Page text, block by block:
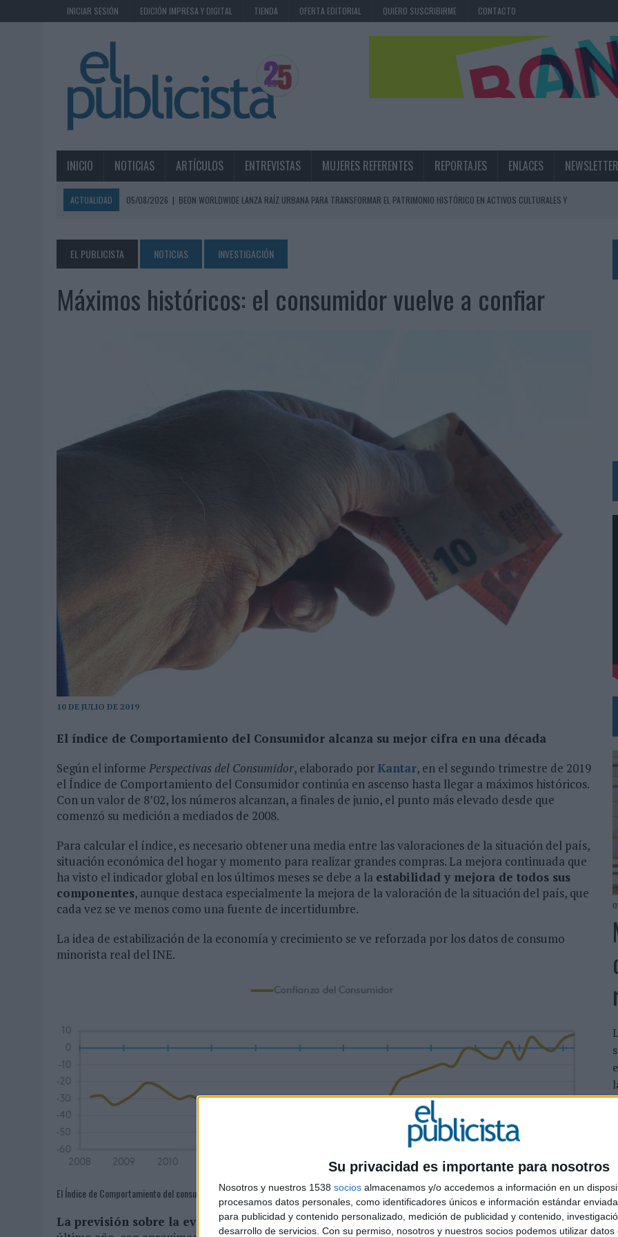
Su privacidad es importante para nosotros
Nosotros y nuestros 1538 socios almacenamos y/o accedemos a información en un
procesamos datos personales, como identificadores únicos e información estándar
para publicidad y contenido personalizado, medición de publicidad y contenido,
desarrollo de servicios. Con su permiso, nosotros y nuestros socios podemos utilizar datos
INICIAR SESIÓN EDICIÓN IMPRESA Y DIGITAL TIENDA OFERTA EDITORIAL QUIERO SUSCRIBIRME CONTACTO
INICIO NOTICIAS ARTÍCULOS ENTREVISTAS MUJERES REFERENTES REPORTAJES ENLACES NEWSLETTER
ACTUALIDAD 05/08/2026 | BEON WORLDWIDE LANZA RAÍZ URBANA PARA TRANSFORMAR EL PATRIMONIO HISTÓRICO EN ACTIVOS CULTURALES Y
FABRA COMUNICACIÓN INCORPORA A CASONÁ Y ASUME LA GESTIÓN DE SUS RELACIONES CON LOS MEDIOS
05/08/2026 | LOPESAN HOTELS & RESORTS ACERCA EL PARAÍSO CANARIO EN SU ÚLTIMA CAMPAÑA INTERNACIONAL
05/08/2026
LUIS ARQUILLOS (BURGO DE ARIAS): “LA CONSTRUCCIÓN DE MARCA A LARGO PLAZO Y LA MEDICIÓN SON DOS CARAS DE LA MISMA
MONEDA”
CAPAZ, LA CERVEZA QUE CONVIERTE CADA BOTELLA EN UNA OPORTUNIDAD DE INCLUSIÓN
04/08/2026 | BABARIA Y MAXIBON SON ‘EL MATCH PERFECTO DEL VERANO’
AUDIBLE REIVINDICA EL PODER TRANSFORMADOR DEL AUDIO EN SU NUEVA CAMPAÑA GLOBAL DE MARCA
MOVISTAR APELA A LA ILUSIÓN DE LAS AFICIONES PARA EL REGRESO DEL FÚTBOL
EL REAL BETIS INVITA A LOS AFICIONADOS A DISEÑAR SU PRÓXIMA CAMISETA FOREVER GREEN
KFC CONVIERTE LOS UBER EN UN HOMENAJE AL UNIVERSO DE 'LOS SIMPSON'
BACK MARKET PONE A LA MADRE DE SU FUNDADOR COMO AVAL DE SU CALIDAD
PRESENTADO EL JURADO DE LOS PREMIOS DE MARKETING Y COMUNICACIÓN EN EL SECTOR ASEGURADOR 2026
‘FROZEN DUNKIN’ X CALIPPO®’, AUTOPRODUCCIÓN DE DUNKIN’
MAKING SCIENCE AUMENTA UN 12,8% SUS VENTAS EN EL PRIMER SEMESTRE HASTA LOS 196 MILLONES DE EUROS
WPP MEDIA SUMA A SU EQUIPO A JUAN ANTONIO ORTIZ COMO MEDIA MANAGEMENT & DELIVERY PRESIDENT
LA IA ESTÁ SUBIENDO EL LISTÓN DE LA CREATIVIDAD
EL PUBLICISTA NOTICIAS INVESTIGACIÓN
Máximos históricos: el consumidor vuelve a confiar
10 DE JULIO DE 2019
El índice de Comportamiento del Consumidor alcanza su mejor cifra en una década
Según el informe Perspectivas del Consumidor, elaborado por Kantar, en el segundo trimestre de 2019
el Índice de Comportamiento del Consumidor continúa en ascenso hasta llegar a máximos históricos.
Con un valor de 8’02, los números alcanzan, a finales de junio, el punto más elevado desde que
comenzó su medición a mediados de 2008.
Para calcular el índice, es necesario obtener una media entre las valoraciones de la situación del país,
situación económica del hogar y momento para realizar grandes compras. La mejora continuada que
ha visto el indicador global en los últimos meses se debe a la estabilidad y mejora de todos sus
componentes, aunque destaca especialmente la mejora de la valoración de la situación del país, que
cada vez se ve menos como una fuente de incertidumbre.
La idea de estabilización de la economía y crecimiento se ve reforzada por los datos de consumo
minorista real del INE.
El Índice de Comportamiento del consumidor es el resultado de la media de las 3 valoraciones | Fuente: Kantar
La previsión sobre la evolución del desempleo se mantiene estableen cifras similares a las del